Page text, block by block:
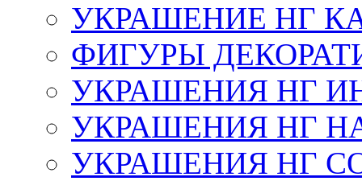
УКРАШЕНИЕ НГ
ФИГУРЫ
УКРАШЕНИЯ НГ
УКРАШЕНИЯ НГ
УКРАШЕНИЯ НГ